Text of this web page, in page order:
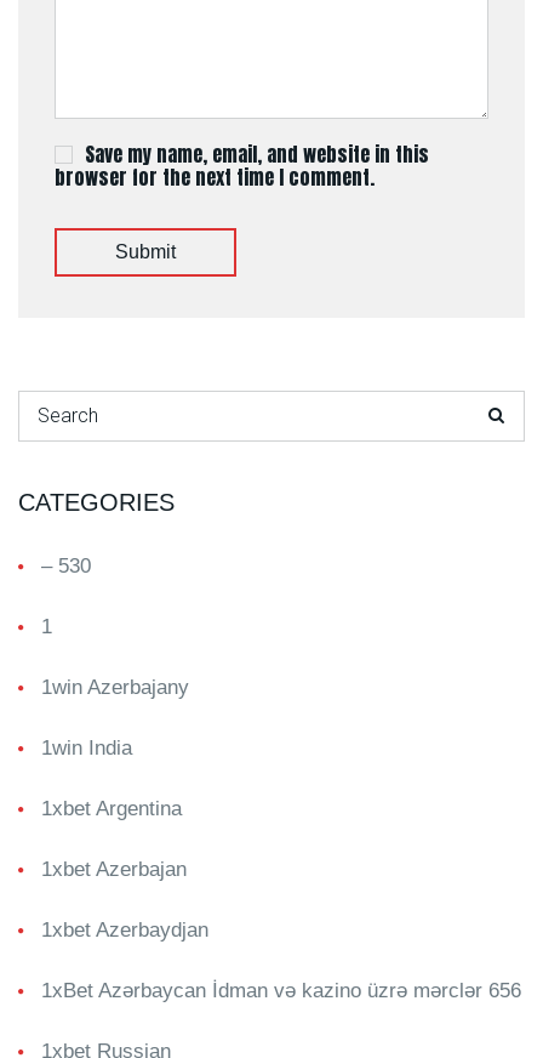
Save my name, email, and website in this
browser for the next time I comment.
Submit
Search for:
CATEGORIES
– 530
1
1win Azerbajany
1win India
1xbet Argentina
1xbet Azerbajan
1xbet Azerbaydjan
1xBet Azərbaycan İdman və kazino üzrə mərclər 656
1xbet Russian